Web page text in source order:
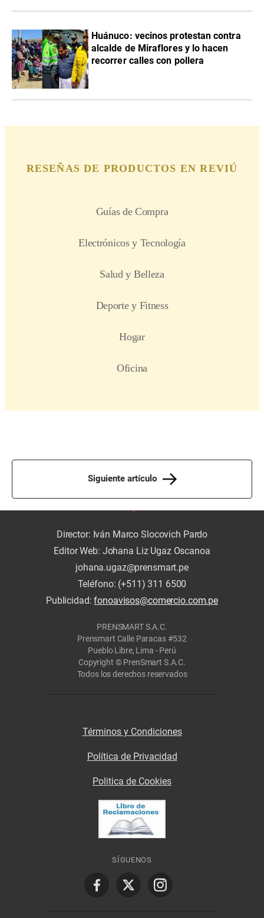
Huánuco: vecinos protestan contra
alcalde de Miraflores y lo hacen
recorrer calles con pollera
Siguiente artículo
Director: Iván Marco Slocovich Pardo
Editor Web: Johana Liz Ugaz Oscanoa
johana.ugaz@prensmart.pe
Teléfono: (+511) 311 6500
Publicidad:fonoavisos@comercio.com.pe
PRENSMART S.A.C.
Prensmart Calle Paracas #532
Pueblo Libre, Lima - Perú
Copyright © PrenSmart S.A.C.
Todos los derechos reservados
Términos y Condiciones
Política de Privacidad
Politica de Cookies
SÍGUENOS